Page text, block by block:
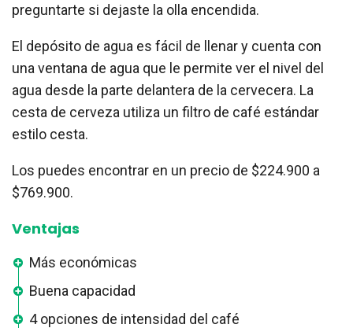
preguntarte si dejaste la olla encendida.
El depósito de agua es fácil de llenar y cuenta con
una ventana de agua que le permite ver el nivel del
agua desde la parte delantera de la cervecera. La
cesta de cerveza utiliza un filtro de café estándar
estilo cesta.
Los puedes encontrar en un precio de $224.900 a
$769.900.
Ventajas
Más económicas
Buena capacidad
4 opciones de intensidad del café